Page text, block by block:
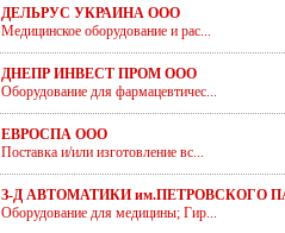
ДЕЛЬРУС УКРАИНА ООО
Медицинское оборудование и рас...
ДНЕПР ИНВЕСТ ПРОМ ООО
Оборудование для фармацевтичес...
ЕВРОСПА ООО
Поставка и/или изготовление вс...
З-Д АВТОМАТИКИ им.ПЕТРОВСКОГО
Оборудование для медицины; Гир...